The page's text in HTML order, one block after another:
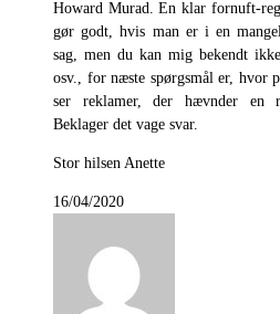
Howard Murad. En klar fornuft-
gør godt, hvis man er i en
sag, men du kan mig bekendt
osv., for næste spørgsmål er, hvor
ser reklamer, der hævnder en
Beklager det vage svar.
Stor hilsen Anette
16/04/2020